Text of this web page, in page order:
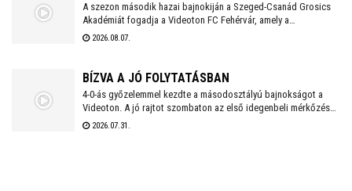
A szezon második hazai bajnokiján a Szeged-Csanád Grosics
Akadémiát fogadja a Videoton FC Fehérvár, amely a
Kazincbarcika elleni vereséget követően szeretne ismét
2026.08.07.
BÍZVA A JÓ FOLYTATÁSBAN
4-0-ás győzelemmel kezdte a másodosztályú bajnokságot a
Videoton. A jó rajtot szombaton az első idegenbeli mérkőzés
követi, a tavaly még NB I-es Kazincbarcika otthonában.
2026.07.31.